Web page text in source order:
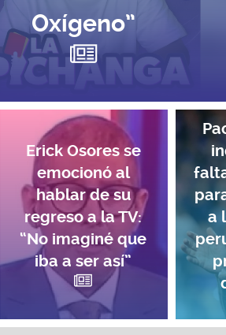
Oxígeno”
Erick Osores se
emocionó al
hablar de su
regreso a la TV:
“No imaginé que
iba a ser así”
a